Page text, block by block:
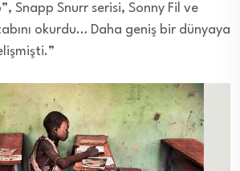
Snapp Snurr serisi, Sonny Fil ve
okurdu… Daha geniş bir dünyaya